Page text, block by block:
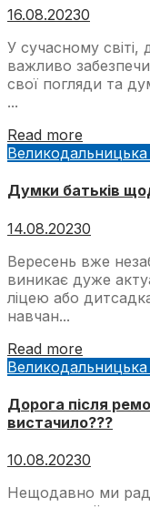
16.08.20230
У сучасному
важливо
свої погляди та
...
Read more
Думки батьків
14.08.20230
Вересень вже
виникає дуже
ліцею або
навчан...
Read more
Дорога після
вистачило???
10.08.20230
Нещодавно ми